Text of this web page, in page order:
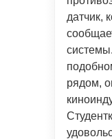
датчик,
рядом,